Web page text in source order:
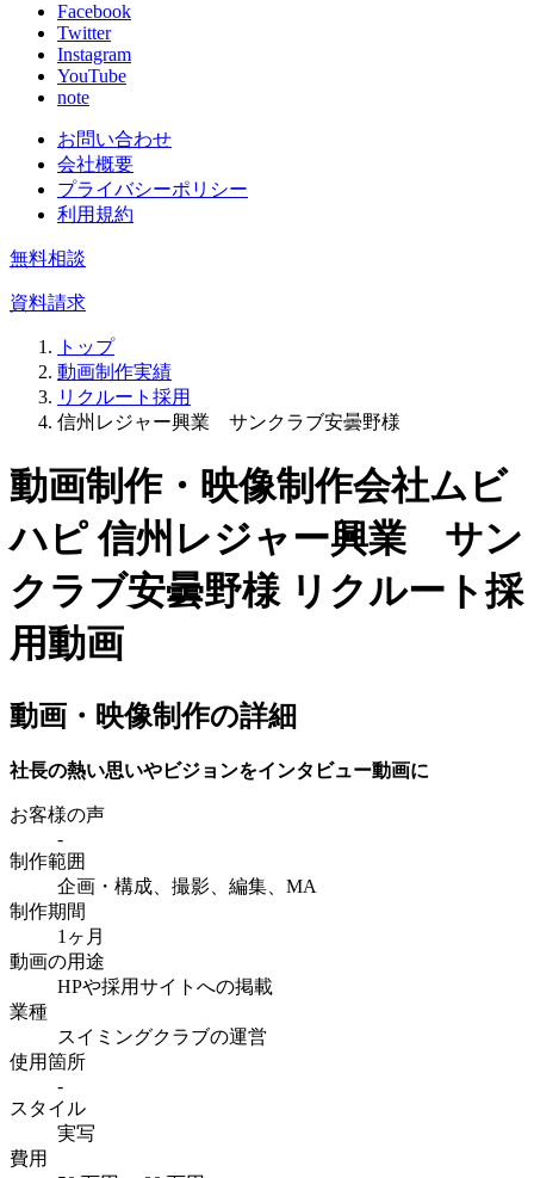
Facebook
Twitter
Instagram
YouTube
note
お問い合わせ
会社概要
プライバシーポリシー
利用規約
無料相談
資料請求
トップ
動画制作実績
リクルート採用
信州レジャー興業 サンクラブ安曇野様
動画制作・映像制作会社ムビ
ハピ 信州レジャー興業 サン
クラブ安曇野様 リクルート採
用動画
動画・映像制作の詳細
社長の熱い思いやビジョンをインタビュー動画に
お客様の声
-
制作範囲
企画・構成、撮影、編集、MA
制作期間
1ヶ月
動画の用途
HPや採用サイトへの掲載
業種
スイミングクラブの運営
使用箇所
-
スタイル
実写
費用